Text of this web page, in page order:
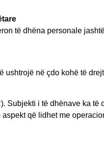
të dhëna personale
në çdo kohë të
Subjekti i të dhënave ka të
që lidhet me